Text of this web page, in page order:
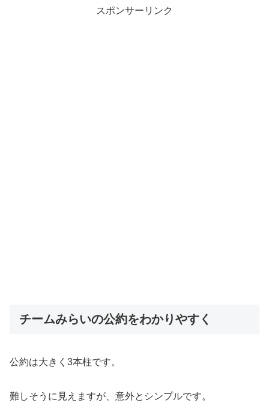
スポンサーリンク
チームみらいの公約をわかりやすく
公約は大きく3本柱です。
難しそうに見えますが、意外とシンプルです。